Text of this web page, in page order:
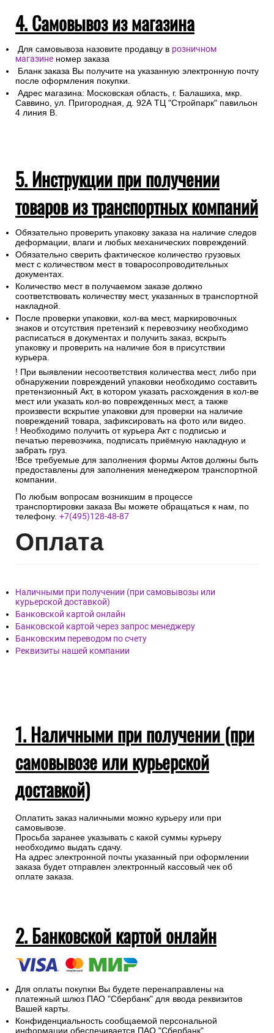
4. Самовывоз из магазина
Для самовывоза назовите продавцу в розничном
магазине номер заказа
Бланк заказа Вы получите на указанную электронную почту
после оформления покупки.
Адрес магазина: Московская область, г. Балашиха, мкр.
Саввино, ул. Пригородная, д. 92А ТЦ "Стройпарк" павильон
4 линия В.
5. Инструкции при получении
товаров из транспортных компаний
Обязательно проверить упаковку заказа на наличие следов
деформации, влаги и любых механических повреждений.
Обязательно сверить фактическое количество грузовых
мест с количеством мест в товаросопроводительных
документах.
Количество мест в получаемом заказе должно
соответствовать количеству мест, указанных в транспортной
накладной.
После проверки упаковки, кол-ва мест, маркировочных
знаков и отсутствия претензий к перевозчику необходимо
расписаться в документах и получить заказ, вскрыть
упаковку и проверить на наличие боя в присутствии
курьера.
! При выявлении несоответствия количества мест, либо при
обнаружении повреждений упаковки необходимо составить
претензионный Акт, в котором указать расхождения в кол-ве
мест или указать кол-во поврежденных мест, а также
произвести вскрытие упаковки для проверки на наличие
повреждений товара, зафиксировать на фото или видео.
! Необходимо получить от курьера Акт с подписью и
печатью перевозчика, подписать приёмную накладную и
забрать груз.
!Все требуемые для заполнения формы Актов должны быть
предоставлены для заполнения менеджером транспортной
компании.
По любым вопросам возникшим в процессе
транспортировки заказа Вы можете обращаться к нам, по
телефону. +7(495)128-48-87
Оплата
Наличными при получении (при самовывозы или
курьерской доставкой)
Банковской картой онлайн
Банковской картой через запрос менеджеру
Банковским переводом по счету
Реквизиты нашей компании
1. Наличными при получении (при
самовывозе или курьерской
доставкой)
Оплатить заказ наличными можно курьеру или при
самовывозе.
Просьба заранее указывать с какой суммы курьеру
необходимо выдать сдачу.
На адрес электронной почты указанный при оформлении
заказа будет отправлен электронный кассовый чек об
оплате заказа.
2. Банковской картой онлайн
Для оплаты покупки Вы будете перенаправлены на
платежный шлюз ПАО "Сбербанк" для ввода реквизитов
Вашей карты.
Конфиденциальность сообщаемой персональной
информации обеспечивается ПАО "Сбербанк".